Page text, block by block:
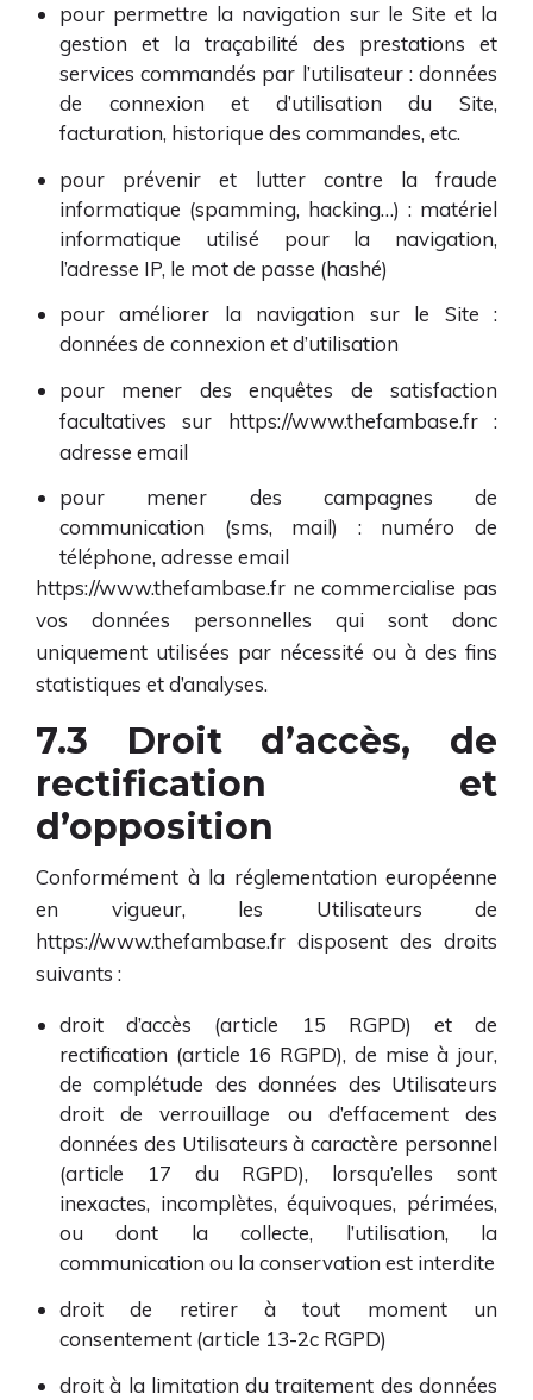
pour permettre la navigation sur le Site et la
gestion et la traçabilité des prestations et
services commandés par l’utilisateur : données
de connexion et d’utilisation du Site,
facturation, historique des commandes, etc.
pour prévenir et lutter contre la fraude
informatique (spamming, hacking…) : matériel
informatique utilisé pour la navigation,
l’adresse IP, le mot de passe (hashé)
pour améliorer la navigation sur le Site :
données de connexion et d’utilisation
pour mener des enquêtes de satisfaction
facultatives sur https://www.thefambase.fr:
adresse email
pour mener des campagnes de
communication (sms, mail) : numéro de
téléphone, adresse email
https://www.thefambase.fr ne commercialise pas
vos données personnelles qui sont donc
uniquement utilisées par nécessité ou à des fins
statistiques et d’analyses.
7.3 Droit d’accès, de
rectification et
d’opposition
Conformément à la réglementation européenne
en vigueur, les Utilisateurs de
https://www.thefambase.fr disposent des droits
suivants :
droit d’accès (article 15 RGPD) et de
rectification (article 16 RGPD), de mise à jour,
de complétude des données des Utilisateurs
droit de verrouillage ou d’effacement des
données des Utilisateurs à caractère personnel
(article 17 du RGPD), lorsqu’elles sont
inexactes, incomplètes, équivoques, périmées,
ou dont la collecte, l’utilisation, la
communication ou la conservation est interdite
droit de retirer à tout moment un
consentement (article 13-2c RGPD)
droit à la limitation du traitement des données